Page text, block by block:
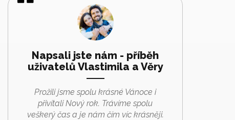
Napsali jste nám - příběh
uživatelů Vlastimila a Věry
Prožili jsme spolu krásné Vánoce i
přivítali Nový rok. Trávíme spolu
veškerý čas a je nám čím víc krásněji.